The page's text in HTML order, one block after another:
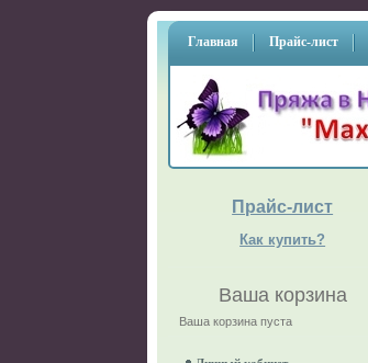
Главная Прайс-лист
Прайс-лист
Как купить?
Ваша корзина
Ваша корзина пуста